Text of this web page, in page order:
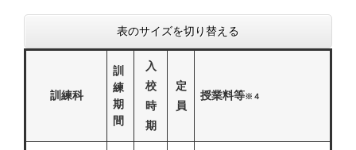
表のサイズを切り替える
訓練科
訓
練
期
間
入
校
時
期
定
員
授業料等※４